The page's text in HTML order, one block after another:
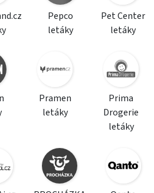
Pepco
letáky
Pet Center
letáky
Pramen
letáky
Prima
Drogerie
letáky